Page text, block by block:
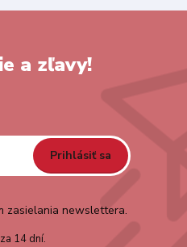
a zľavy!
Prihlásiť sa
zasielania newslettera.
14 dní.